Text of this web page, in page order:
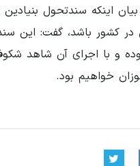
اینکه سندتحول بنیادین
کشور باشد، گفت: این
و با اجرای آن شاهد
خواهیم بود.